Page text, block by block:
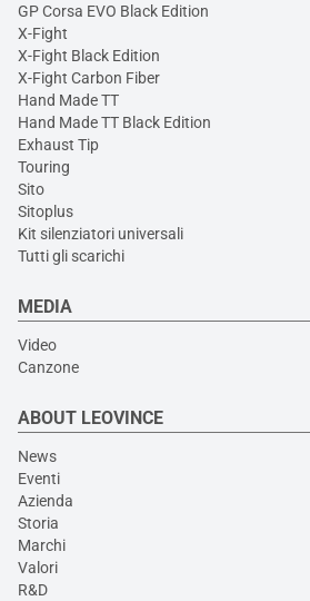
GP Corsa EVO Black Edition
X-Fight
X-Fight Black Edition
X-Fight Carbon Fiber
Hand Made TT
Hand Made TT Black Edition
Exhaust Tip
Touring
Sito
Sitoplus
Kit silenziatori universali
Tutti gli scarichi
MEDIA
Video
Canzone
ABOUT LEOVINCE
News
Eventi
Azienda
Storia
Marchi
Valori
R&D